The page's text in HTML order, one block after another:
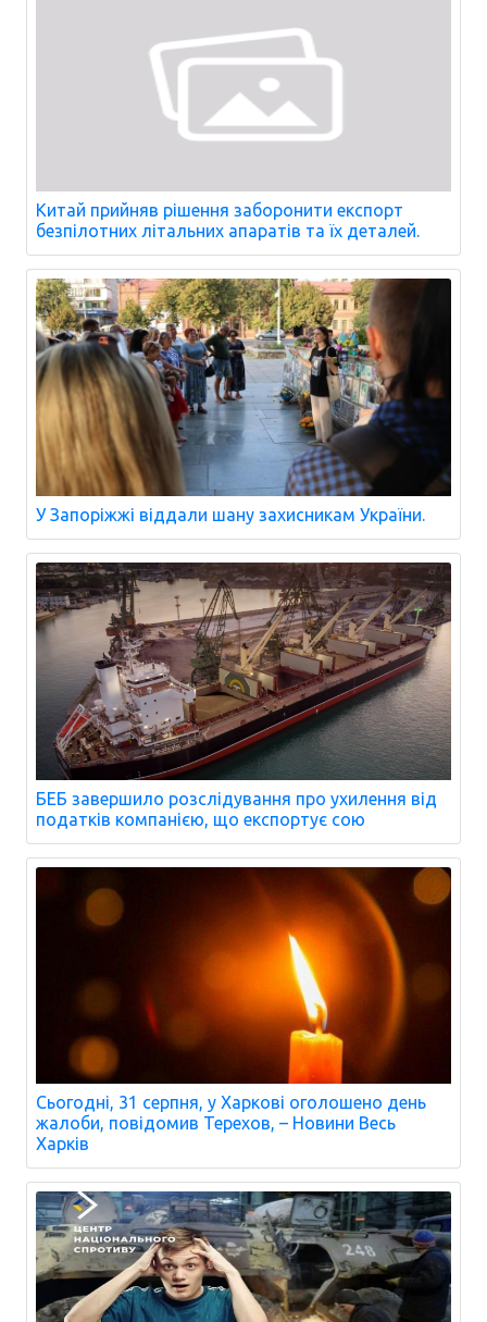
Китай прийняв рішення заборонити експорт
безпілотних літальних апаратів та їх деталей.
У Запоріжжі віддали шану захисникам України.
БЕБ завершило розслідування про ухилення від
податків компанією, що експортує сою
Сьогодні, 31 серпня, у Харкові оголошено день
жалоби, повідомив Терехов, – Новини Весь
Харків